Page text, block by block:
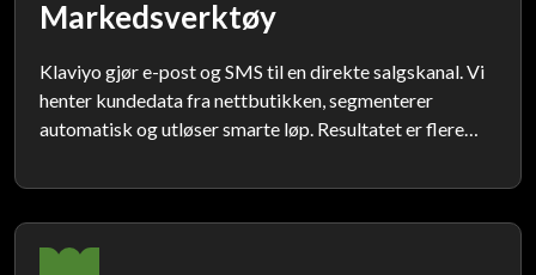
Markedsverktøy
Klaviyo gjør e-post og SMS til en direkte salgskanal. Vi
henter kundedata fra nettbutikken, segmenterer
automatisk og utløser smarte løp. Resultatet er flere
Digitiles
Business Central nettbutikk
Lag egen sidemal
forslag
Ferdig side